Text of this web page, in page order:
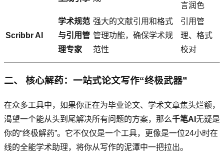
言润色
Scribbr AI
学术规范
与引用管
理专家
强大的文献引用和格式
管理功能，确保学术规
范性
引用管
理、格式
校对
二、 核心解药：一站式论文写作“终极武器”
在众多工具中，如果你正在为毕业论文、学术文章焦头烂额，
渴望一个能从头到尾解决所有问题的方案，那么千笔AI 无疑是
你的“终极解药”。它不仅仅是一个工具，更像是一位24小时在
线的全能学术助理，将你从写作的泥潭中一把拉出。